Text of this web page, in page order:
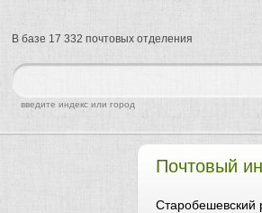
Почтовый
Старобешевский
найти
введите индекс или город
В базе 17 332 почтовых отделения